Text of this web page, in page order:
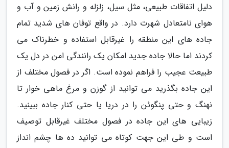
دلیل اتفاقات طبیعی، مثل سیل، زلزله و رانش زمین و آب و
هوای نامتعادل شهرت دارد. در واقع توفان های شدید تمام
جاده های این منطقه را غیرقابل استفاده و خطرناک می
کردند اما حالا جاده جدید امکان یک رانندگی امن در دل یک
طبیعت عجیب را فراهم نموده است. اگر در فصول مختلف از
این جاده بگذرید می توانید از گوزن و مرغ ماهی خوار تا
نهنگ و حتی پنگوئن را در دریا یا حتی کنار جاده ببینید.
زیبایی های این جاده در فصول مختلف غیرقابل توصیف
است و طی این جهت کوتاه می توانید ده ها چشم انداز